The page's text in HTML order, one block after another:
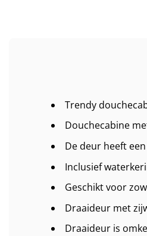
Trendy
Douchecabine
De deur heeft
Inclusief
Geschikt voor
Draaideur met
Draaideur is